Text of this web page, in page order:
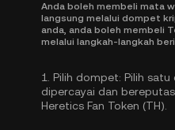
Anda boleh membeli mata
langsung melalui dompet
anda, anda boleh membeli
melalui langkah-langkah
1. Pilih dompet: Pilih
dipercayai dan
Heretics Fan Token (TH).